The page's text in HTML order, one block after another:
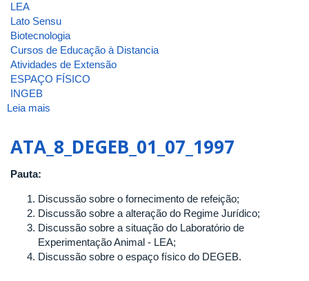
LEA
Lato Sensu
Biotecnologia
Cursos de Educação à Distancia
Atividades de Extensão
ESPAÇO FÍSICO
INGEB
Leia mais
ATA_8_DEGEB_01_07_1997
Pauta:
Discussão sobre o fornecimento de refeição;
Discussão sobre a alteração do Regime Jurídico;
Discussão sobre a situação do Laboratório de
Experimentação Animal - LEA;
Discussão sobre o espaço físico do DEGEB.